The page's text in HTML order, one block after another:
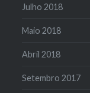
Julho 2018
Maio 2018
Abril 2018
Setembro 2017